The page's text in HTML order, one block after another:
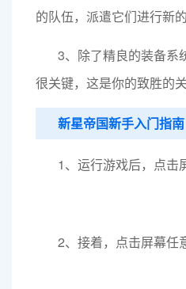
的队伍，派遣它们进行新的
3、除了精良的装备系
很关键，这是你的致胜的关
新星帝国新手入门指南
1、运行游戏后，点击
2、接着，点击屏幕任